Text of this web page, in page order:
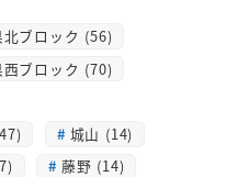
北ブロック (56)
西ブロック (70)
城山 (14)
藤野 (14)